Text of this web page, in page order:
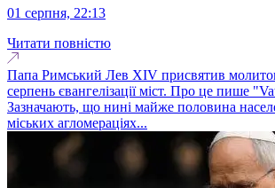
01 серпня, 22:13
Читати повністю
Папа Римський Лев XIV присвятив
серпень євангелізації міст. Про це пише
Зазначають, що нині майже половина
міських агломераціях...